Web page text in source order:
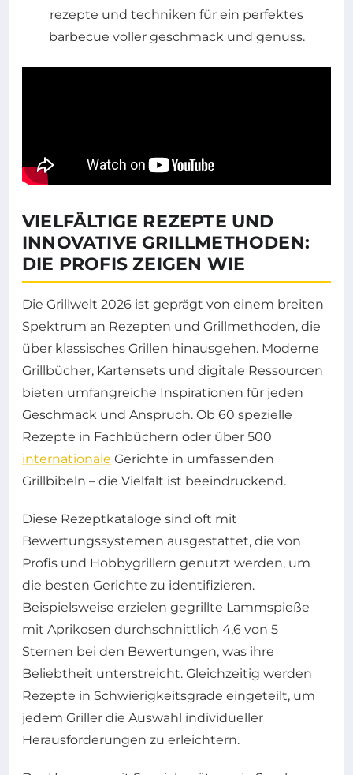
VIELFÄLTIGE REZEPTE UND
INNOVATIVE GRILLMETHODEN:
DIE PROFIS ZEIGEN WIE
Die Grillwelt 2026 ist geprägt von einem breiten
Spektrum an Rezepten und Grillmethoden, die
über klassisches Grillen hinausgehen. Moderne
Grillbücher, Kartensets und digitale Ressourcen
bieten umfangreiche Inspirationen für jeden
Geschmack und Anspruch. Ob 60 spezielle
Rezepte in Fachbüchern oder über 500
internationale Gerichte in umfassenden
Grillbibeln – die Vielfalt ist beeindruckend.
Diese Rezeptkataloge sind oft mit
Bewertungssystemen ausgestattet, die von
Profis und Hobbygrillern genutzt werden, um
die besten Gerichte zu identifizieren.
Beispielsweise erzielen gegrillte Lammspieße
mit Aprikosen durchschnittlich 4,6 von 5
Sternen bei den Bewertungen, was ihre
Beliebtheit unterstreicht. Gleichzeitig werden
Rezepte in Schwierigkeitsgrade eingeteilt, um
jedem Griller die Auswahl individueller
Herausforderungen zu erleichtern.